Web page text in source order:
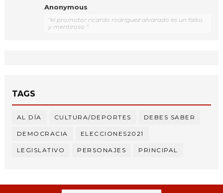
Anonymous
"el promotor ricardo rodríguez alvarado es un falso
y mentiroso "
TAGS
AL DÍA CULTURA/DEPORTES DEBES SABER
DEMOCRACIA ELECCIONES2021
LEGISLATIVO PERSONAJES PRINCIPAL